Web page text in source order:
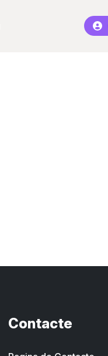
Contacte